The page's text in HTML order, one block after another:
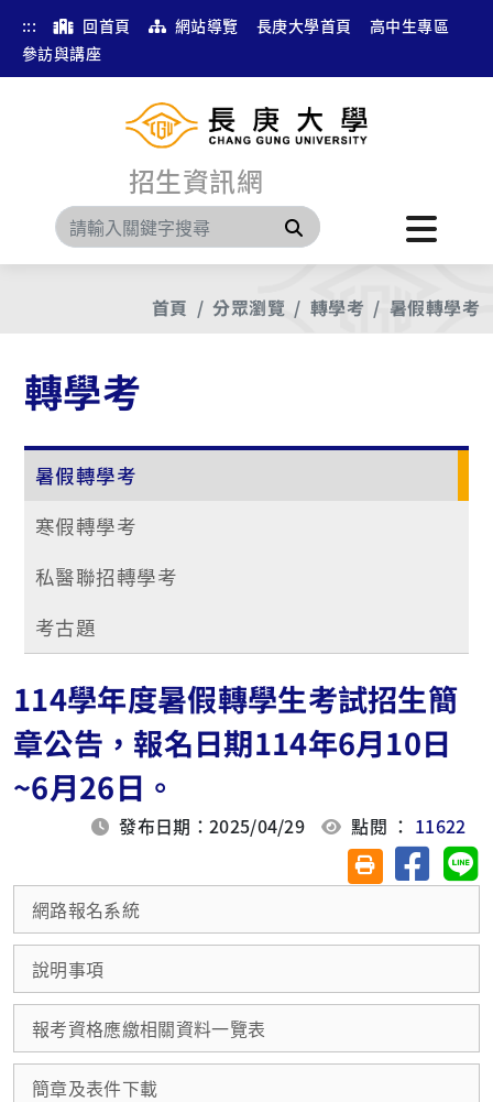
::: 回首頁 網站導覽 長庚大學首頁
高中生專區
參訪與講座
招生資訊網
搜尋
首頁 分眾瀏覽 轉學考 暑假轉學考
轉學考
暑假轉學考
寒假轉學考
私醫聯招轉學考
考古題
114學年度暑假轉學生考試招生簡
章公告，報名日期114年6月10日
~6月26日。
發布日期：2025/04/29 點閱 ： 11622
友善列印(另開視
分享至
網路報名系統
說明事項
報考資格應繳相關資料一覽表
簡章及表件下載